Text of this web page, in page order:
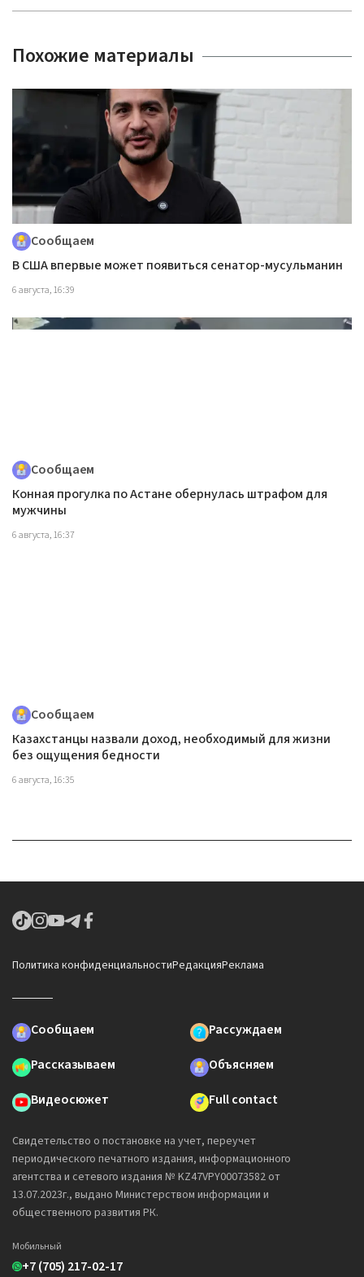
Похожие материалы
Сообщаем
В США впервые может появиться сенатор-мусульманин
6 августа, 16:39
Сообщаем
Конная прогулка по Астане обернулась штрафом для
мужчины
6 августа, 16:37
Сообщаем
Казахстанцы назвали доход, необходимый для жизни
без ощущения бедности
6 августа, 16:35
Политика конфиденциальностиРедакцияРеклама
Сообщаем
Рассуждаем
Рассказываем
Объясняем
Видеосюжет
Full contact
Свидетельство о постановке на учет, переучет
периодического печатного издания, информационного
агентства и сетевого издания № KZ47VPY00073582 от
13.07.2023г., выдано Министерством информации и
общественного развития РК.
Мобильный
+7 (705) 217-02-17